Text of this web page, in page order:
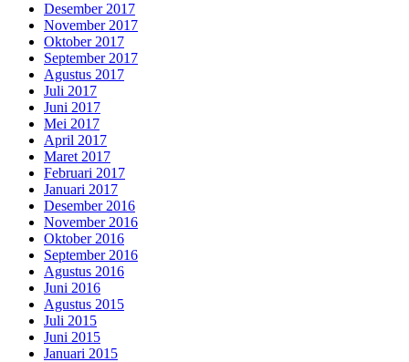
Desember 2017
November 2017
Oktober 2017
September 2017
Agustus 2017
Juli 2017
Juni 2017
Mei 2017
April 2017
Maret 2017
Februari 2017
Januari 2017
Desember 2016
November 2016
Oktober 2016
September 2016
Agustus 2016
Juni 2016
Agustus 2015
Juli 2015
Juni 2015
Januari 2015